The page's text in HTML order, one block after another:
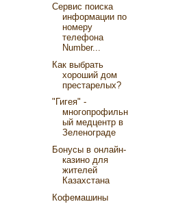
Сервис поиска
информации по
номеру
телефона
Number...
Как выбрать
хороший дом
престарелых?
"Гигея" -
многопрофильн
ый медцентр в
Зеленограде
Бонусы в онлайн-
казино для
жителей
Казахстана
Кофемашины